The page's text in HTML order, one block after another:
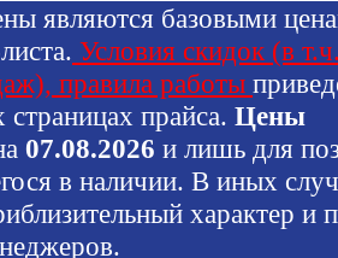
являются базовыми
Условия скидок (в
правила работы
прайса. Цены
07.08.2026 и лишь для
в наличии. В иных
характер и